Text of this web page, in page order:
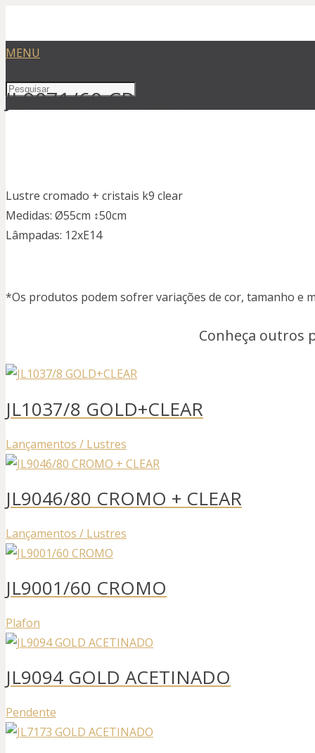
MENU
JL9071/60 CROMO
Lustre cromado + cristais k9 clear
Medidas: Ø55cm ↕50cm
Lâmpadas: 12xE14
*Os produtos podem sofrer variações de cor, tamanho e
Conheça outros
JL1037/8 GOLD+CLEAR
Lançamentos / Lustres
JL9046/80 CROMO + CLEAR
Lançamentos / Lustres
JL9001/60 CROMO
Plafon
JL9094 GOLD ACETINADO
Pendente